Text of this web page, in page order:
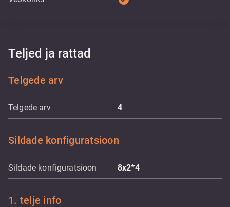
Teljed ja rattad
Telgede arv
Telgede arv 4
Sildade konfiguratsioon
Sildade konfiguratsioon 8x2*4
1. telje info